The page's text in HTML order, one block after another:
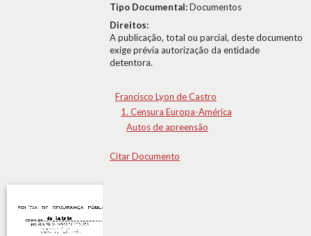
Tipo Documental:Documentos
Direitos:
A publicação, total ou parcial, deste documento
exige prévia autorização da entidade
detentora.
Francisco Lyon de Castro
1. Censura Europa-América
Autos de apreensão
Citar Documento